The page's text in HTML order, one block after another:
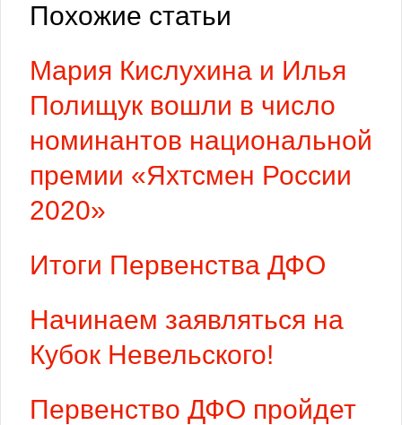
Похожие статьи
Мария Кислухина и Илья
Полищук вошли в число
номинантов национальной
премии «Яхтсмен России
2020»
Итоги Первенства ДФО
Начинаем заявляться на
Кубок Невельского!
Первенство ДФО пройдет